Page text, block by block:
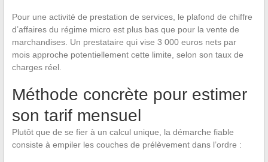
Pour une activité de prestation de services, le plafond de chiffre
d’affaires du régime micro est plus bas que pour la vente de
marchandises. Un prestataire qui vise 3 000 euros nets par
mois approche potentiellement cette limite, selon son taux de
charges réel.
Méthode concrète pour estimer
son tarif mensuel
Plutôt que de se fier à un calcul unique, la démarche fiable
consiste à empiler les couches de prélèvement dans l’ordre :